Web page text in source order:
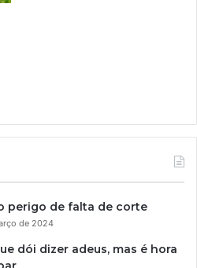
perigo de falta de corte
de 2024
dói dizer adeus, mas é hora